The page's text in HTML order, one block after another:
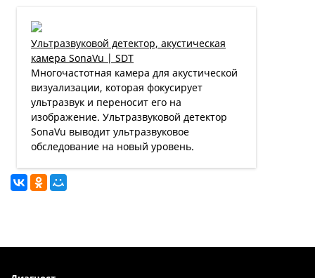
Ультразвуковой детектор, акустическая
камера SonaVu | SDT
Многочастотная камера для акустической
визуализации, которая фокусирует
ультразвук и переносит его на
изображение. Ультразвуковой детектор
SonaVu выводит ультразвуковое
обследование на новый уровень.